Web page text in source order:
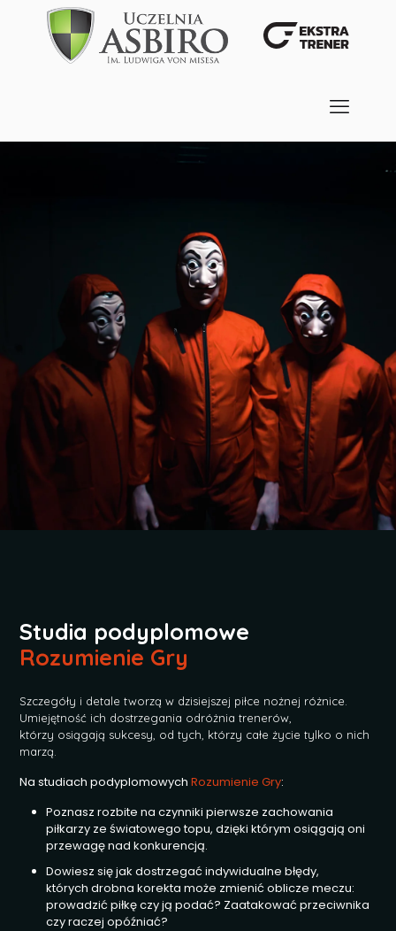
Studia podyplomowe
Rozumienie Gry
Szczegóły i detale tworzą w dzisiejszej piłce nożnej różnice.
Umiejętność ich dostrzegania odróżnia trenerów,
którzy osiągają sukcesy, od tych, którzy całe życie tylko o nich
marzą.
Na studiach podyplomowychRozumienie Gry:
Poznasz rozbite na czynniki pierwsze zachowania
piłkarzy ze światowego topu, dzięki którym osiągają oni
przewagę nad konkurencją.
Dowiesz się jak dostrzegać indywidualne błędy,
których drobna korekta może zmienić oblicze meczu:
prowadzić piłkę czy ją podać? Zaatakować przeciwnika
czy raczej opóźniać?